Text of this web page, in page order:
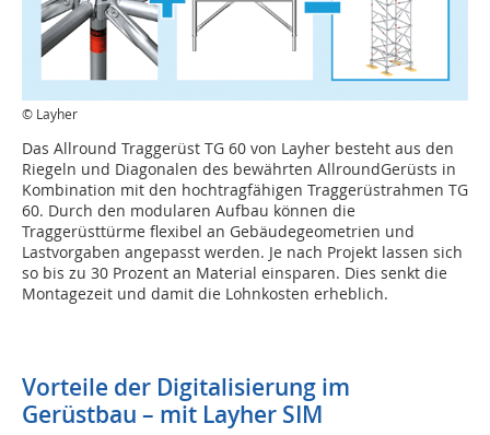
© Layher
Das Allround Traggerüst TG 60 von Layher besteht aus den
Riegeln und Diagonalen des bewährten AllroundGerüsts in
Kombination mit den hochtragfähigen Traggerüstrahmen TG
60. Durch den modularen Aufbau können die
Traggerüsttürme flexibel an Gebäudegeometrien und
Lastvorgaben angepasst werden. Je nach Projekt lassen sich
so bis zu 30 Prozent an Material einsparen. Dies senkt die
Montagezeit und damit die Lohnkosten erheblich.
Vorteile der Digitalisierung im
Gerüstbau – mit Layher SIM